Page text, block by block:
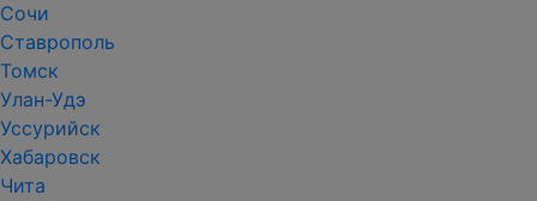
Сочи
Ставрополь
Томск
Улан-Удэ
Уссурийск
Хабаровск
Чита